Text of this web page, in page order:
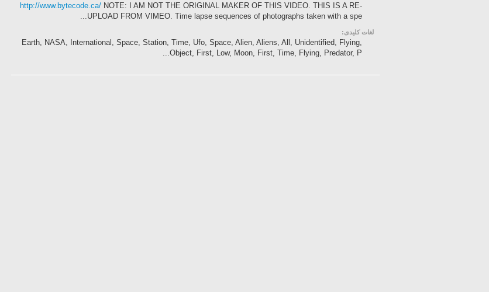
http://www.bytecode.ca/ NOTE: I AM NOT THE ORIGINAL MAKER OF THIS VIDEO. THIS IS A RE-
UPLOAD FROM VIMEO. Time lapse sequences of photographs taken with a spe...
لغات کلیدی:
Earth, NASA, International, Space, Station, Time, Ufo, Space, Alien, Aliens, All, Unidentified, Flying,
Object, First, Low, Moon, First, Time, Flying, Predator, P...